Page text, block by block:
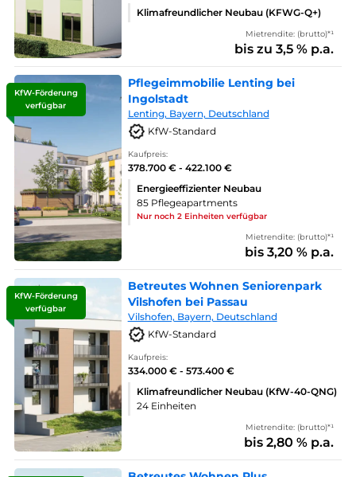
Klimafreundlicher Neubau (KFWG-Q+)
Mietrendite: (brutto)*¹
bis zu 3,5 % p.a.
KfW-Förderung
verfügbar
Pflegeimmobilie Lenting bei
Ingolstadt
Lenting, Bayern, Deutschland
KfW-Standard
Kaufpreis:
378.700 € - 422.100 €
Energieeffizienter Neubau
85 Pflegeapartments
Nur noch 2 Einheiten verfügbar
Mietrendite: (brutto)*¹
bis 3,20 % p.a.
KfW-Förderung
verfügbar
Betreutes Wohnen Seniorenpark
Vilshofen bei Passau
Vilshofen, Bayern, Deutschland
KfW-Standard
Kaufpreis:
334.000 € - 573.400 €
Klimafreundlicher Neubau (KfW-40-QNG)
24 Einheiten
Mietrendite: (brutto)*¹
bis 2,80 % p.a.